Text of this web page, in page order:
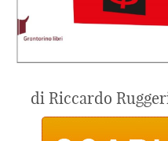
di Riccardo